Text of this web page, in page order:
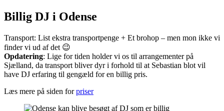
Billig DJ i Odense
Transport: List ekstra transportpenge + Et brohop – men mon ikke vi
finder vi ud af det 😉
Opdatering: Lige for tiden holder vi os til arrangementer på
Sjælland, da transport bliver dyr i forhold til at Sebastian blot vil
have DJ erfaring til gengæld for en billig pris.
Læs mere på siden forpriser